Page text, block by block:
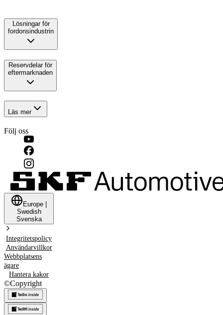
Lösningar för
fordonsindustrin
Reservdelar för
eftermarknaden
Läs mer
Följ oss
Europe
Swedish
Svenska
Integritetspolicy
Användarvillkor
Webbplatsens
ägare
Hantera kakor
©Copyright